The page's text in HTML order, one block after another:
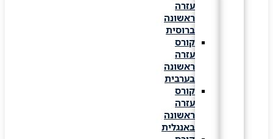
עזרה
ראשונה
ברוסית
קורס
עזרה
ראשונה
בערבית
קורס
עזרה
ראשונה
באנגלית